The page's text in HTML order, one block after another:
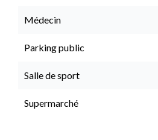
Médecin
Parking public
Salle de sport
Supermarché